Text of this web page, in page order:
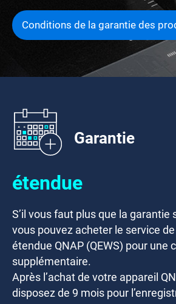
Conditions de la garantie des
Garantie
étendue
S’il vous faut plus que la garantie
vous pouvez acheter le service
étendue QNAP (QEWS) pour une
supplémentaire.
Après l’achat de votre appareil
disposez de 9 mois pour